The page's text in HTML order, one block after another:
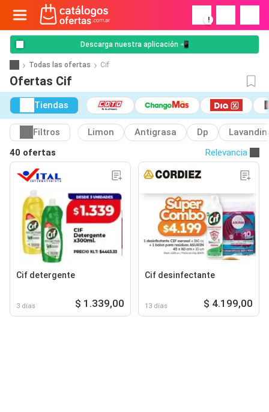
!
Descarga nuestra aplicación 📲
Todas las ofertas Cif
Ofertas Cif
Tiendas
Filtros Limon Antigrasa Dp
40 ofertas
Relevancia
Cif detergente
3 días $ 1.339,00
Cif desinfectante
13 días $ 4.199,00